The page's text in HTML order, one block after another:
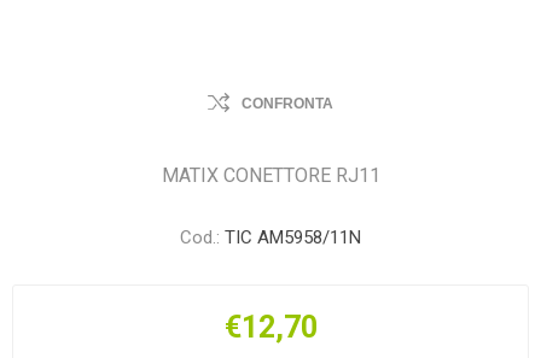
CONFRONTA
MATIX CONETTORE RJ11
Cod.: TIC AM5958/11N
€12,70